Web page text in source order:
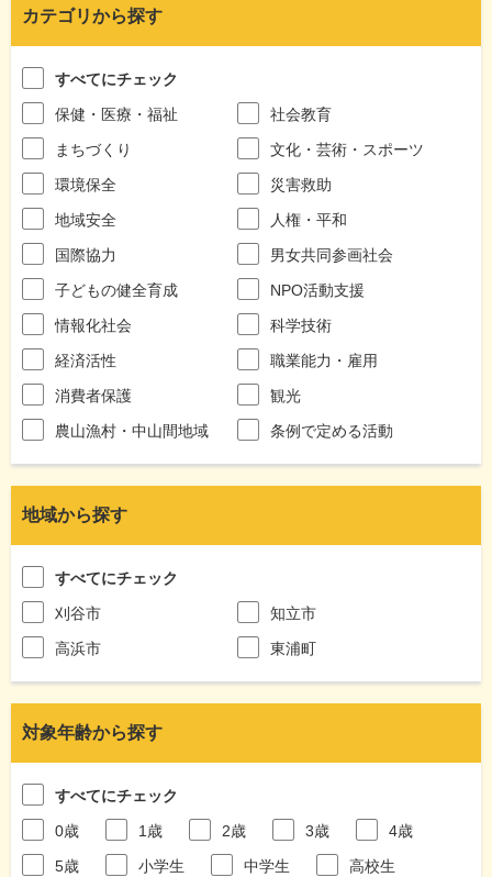
カテゴリから探す
すべてにチェック
保健・医療・福祉
社会教育
まちづくり
文化・芸術・スポーツ
環境保全
災害救助
地域安全
人権・平和
国際協力
男女共同参画社会
子どもの健全育成
NPO活動支援
情報化社会
科学技術
経済活性
職業能力・雇用
消費者保護
観光
農山漁村・中山間地域
条例で定める活動
地域から探す
すべてにチェック
刈谷市
知立市
高浜市
東浦町
対象年齢から探す
すべてにチェック
0歳
1歳 2歳 3歳
4歳
5歳
小学生 中学生
高校生